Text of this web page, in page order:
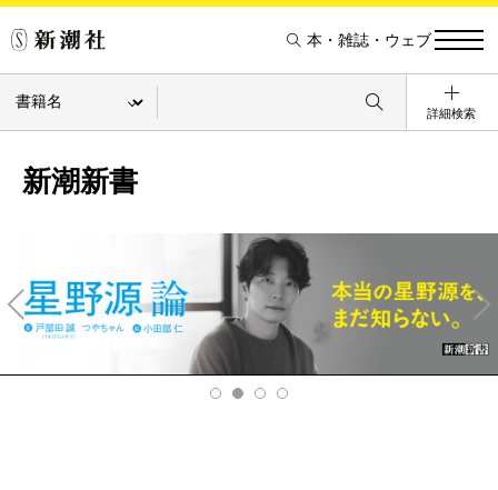
本・雑誌・ウェブ
詳細検索
新潮新書
v
Ne
xt